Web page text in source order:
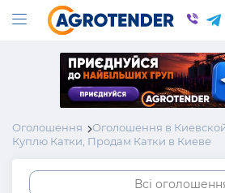
Оголошення
Оголошення в Киевской
Куплю Катки, Продам Катки в Киеве
Всі